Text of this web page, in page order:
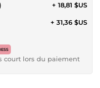
+ 18,81 $US
+ 31,36 $US
court lors du paiement